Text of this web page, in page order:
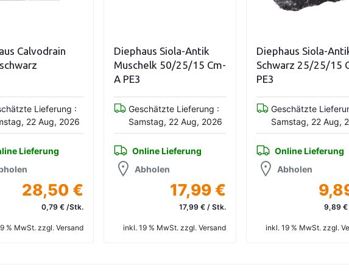
:
Diephaus Siola-Antik
Muschelk 50/25/15 Cm-
Geschätzte Lieferung :
Samstag, 22 Aug, 2026
Online Lieferung
inkl. 19 % MwSt. zzgl. Versand
Diephaus Siola-Antik
Schwarz 25/25/15 Cm
Geschätzte Lieferung :
Samstag, 22 Aug, 2026
Online Lieferung
inkl. 19 % MwSt. zzgl. Versand